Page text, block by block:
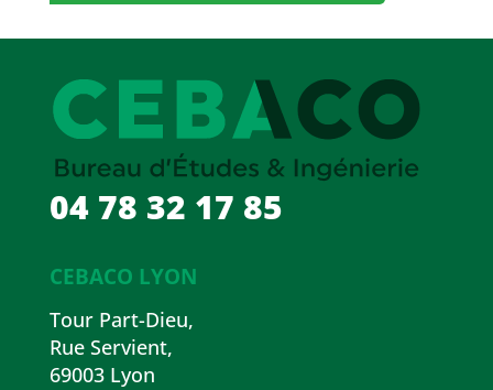
04 78 32 17 85
CEBACO LYON
Tour Part-Dieu,
Rue Servient,
69003 Lyon